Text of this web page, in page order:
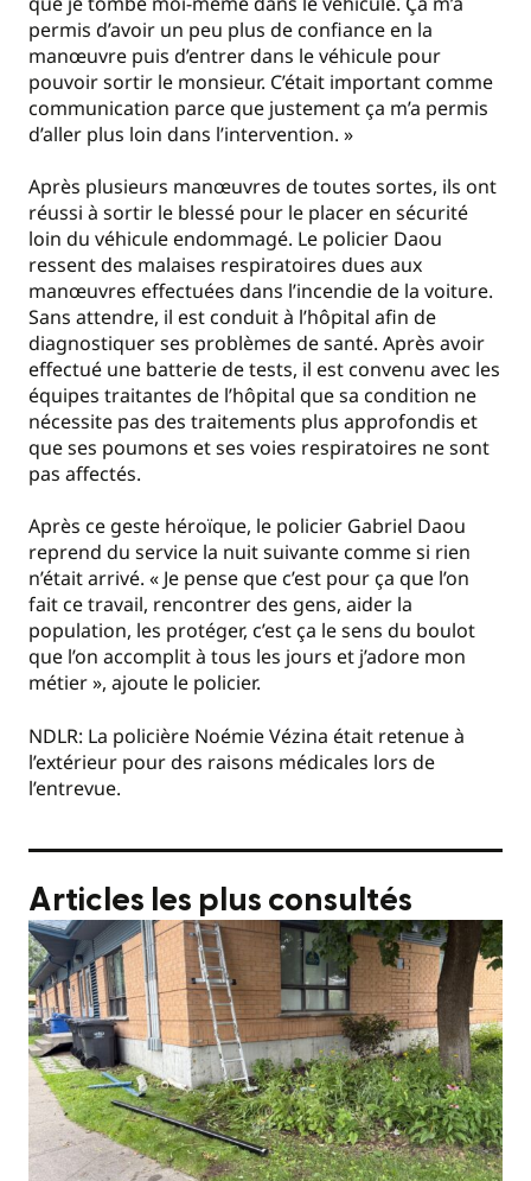
permis d’avoir un peu plus de confiance en la
manœuvre puis d’entrer dans le véhicule pour
pouvoir sortir le monsieur. C’était important comme
communication parce que justement ça m’a permis
d’aller plus loin dans l’intervention. »
Après plusieurs manœuvres de toutes sortes, ils ont
réussi à sortir le blessé pour le placer en sécurité
loin du véhicule endommagé. Le policier Daou
ressent des malaises respiratoires dues aux
manœuvres effectuées dans l’incendie de la voiture.
Sans attendre, il est conduit à l’hôpital afin de
diagnostiquer ses problèmes de santé. Après avoir
effectué une batterie de tests, il est convenu avec les
équipes traitantes de l’hôpital que sa condition ne
nécessite pas des traitements plus approfondis et
que ses poumons et ses voies respiratoires ne sont
pas affectés.
Après ce geste héroïque, le policier Gabriel Daou
reprend du service la nuit suivante comme si rien
n’était arrivé. « Je pense que c’est pour ça que l’on
fait ce travail, rencontrer des gens, aider la
population, les protéger, c’est ça le sens du boulot
que l’on accomplit à tous les jours et j’adore mon
métier », ajoute le policier.
NDLR: La policière Noémie Vézina était retenue à
l’extérieur pour des raisons médicales lors de
l’entrevue.
Articles les plus consultés